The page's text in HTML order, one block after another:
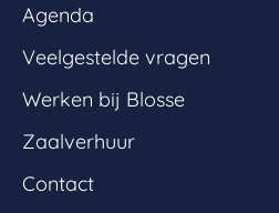
Agenda
Veelgestelde vragen
Werken bij Blosse
Zaalverhuur
Contact